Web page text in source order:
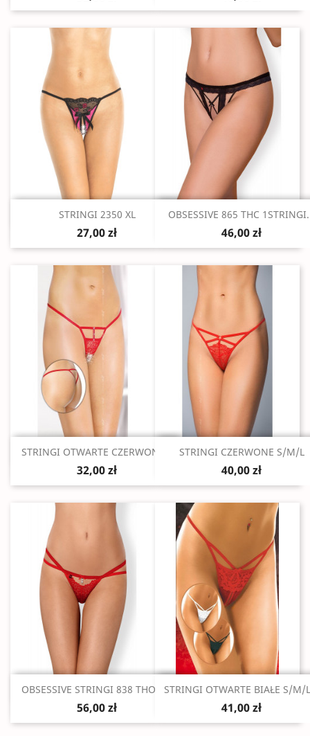
Szybki podgląd
STRINGI 2350 XL
27,00 zł
Szybki podgląd
OBSESSIVE 865 THC
46,00 zł
Szybki podgląd
STRINGI OTWARTE CZERWONE...
32,00 zł
Szybki podgląd
STRINGI CZERWONE S/M/L
40,00 zł
Szybki podgląd
OBSESSIVE STRINGI 838 THO 3...
56,00 zł
Szybki podgląd
STRINGI OTWARTE BIAŁE S/M/
41,00 zł